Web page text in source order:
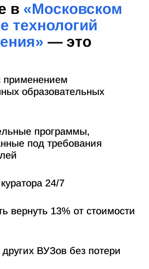
в «Московском
технологий
— это
применением
образовательных
программы,
под требования
24/7
вернуть 13% от стоимости
ВУЗов без потери